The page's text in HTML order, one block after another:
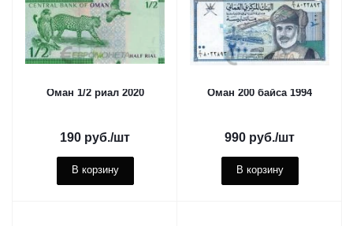
Оман 1/2 риал 2020
190 руб./шт
В корзину
Оман 200 байса 1994
990 руб./шт
В корзину